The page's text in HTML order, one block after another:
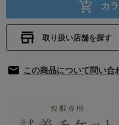
カ
取り扱い店舗を探す
この商品について問い合